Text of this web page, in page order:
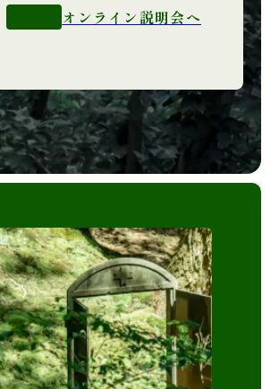
オンライン説明会へ